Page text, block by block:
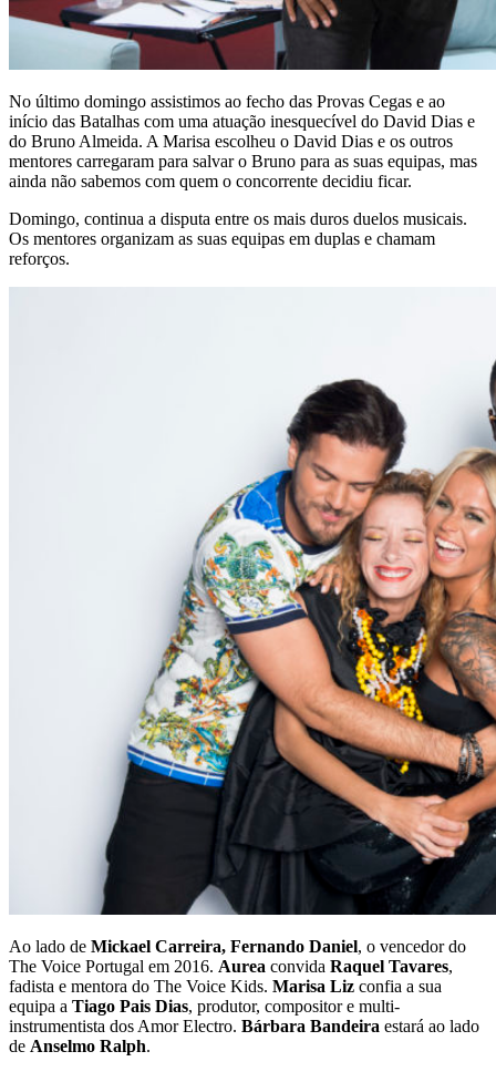
No último domingo assistimos ao fecho das Provas Cegas e ao
início das Batalhas com uma atuação inesquecível do David Dias e
do Bruno Almeida. A Marisa escolheu o David Dias e os outros
mentores carregaram para salvar o Bruno para as suas equipas, mas
ainda não sabemos com quem o concorrente decidiu ficar.
Domingo, continua a disputa entre os mais duros duelos musicais.
Os mentores organizam as suas equipas em duplas e chamam
reforços.
Ao lado de Mickael Carreira, Fernando Daniel, o vencedor do
The Voice Portugal em 2016. Aurea convida Raquel Tavares,
fadista e mentora do The Voice Kids. Marisa Liz confia a sua
equipa a Tiago Pais Dias, produtor, compositor e multi-
instrumentista dos Amor Electro. Bárbara Bandeira estará ao lado
de Anselmo Ralph.